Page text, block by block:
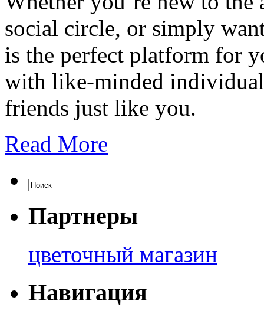
social circle, or simply
is the perfect platform for
with like-minded
friends just like you.
Read More
Партнеры
цветочный магазин
Навигация